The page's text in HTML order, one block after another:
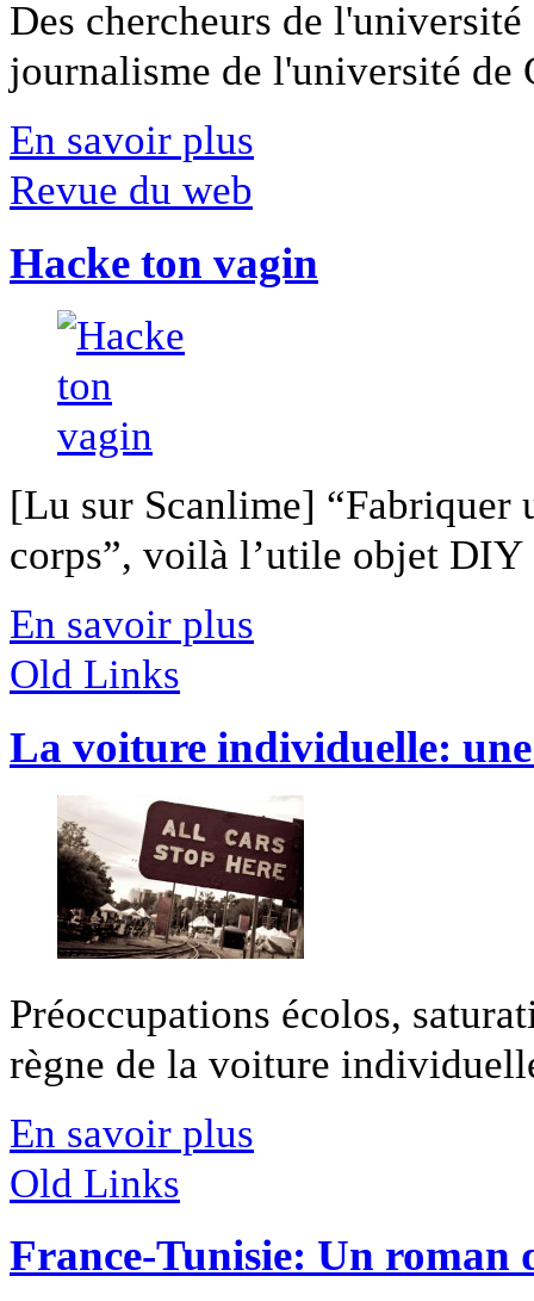
Des chercheurs de
journalisme de l'université
En savoir plus
Revue du web
Hacke ton vagin
[Lu sur Scanlime] “Fabriquer
corps”, voilà l’utile objet
En savoir plus
Old Links
La voiture individuelle: une
Préoccupations écolos,
règne de la voiture
En savoir plus
Old Links
France-Tunisie: Un roman